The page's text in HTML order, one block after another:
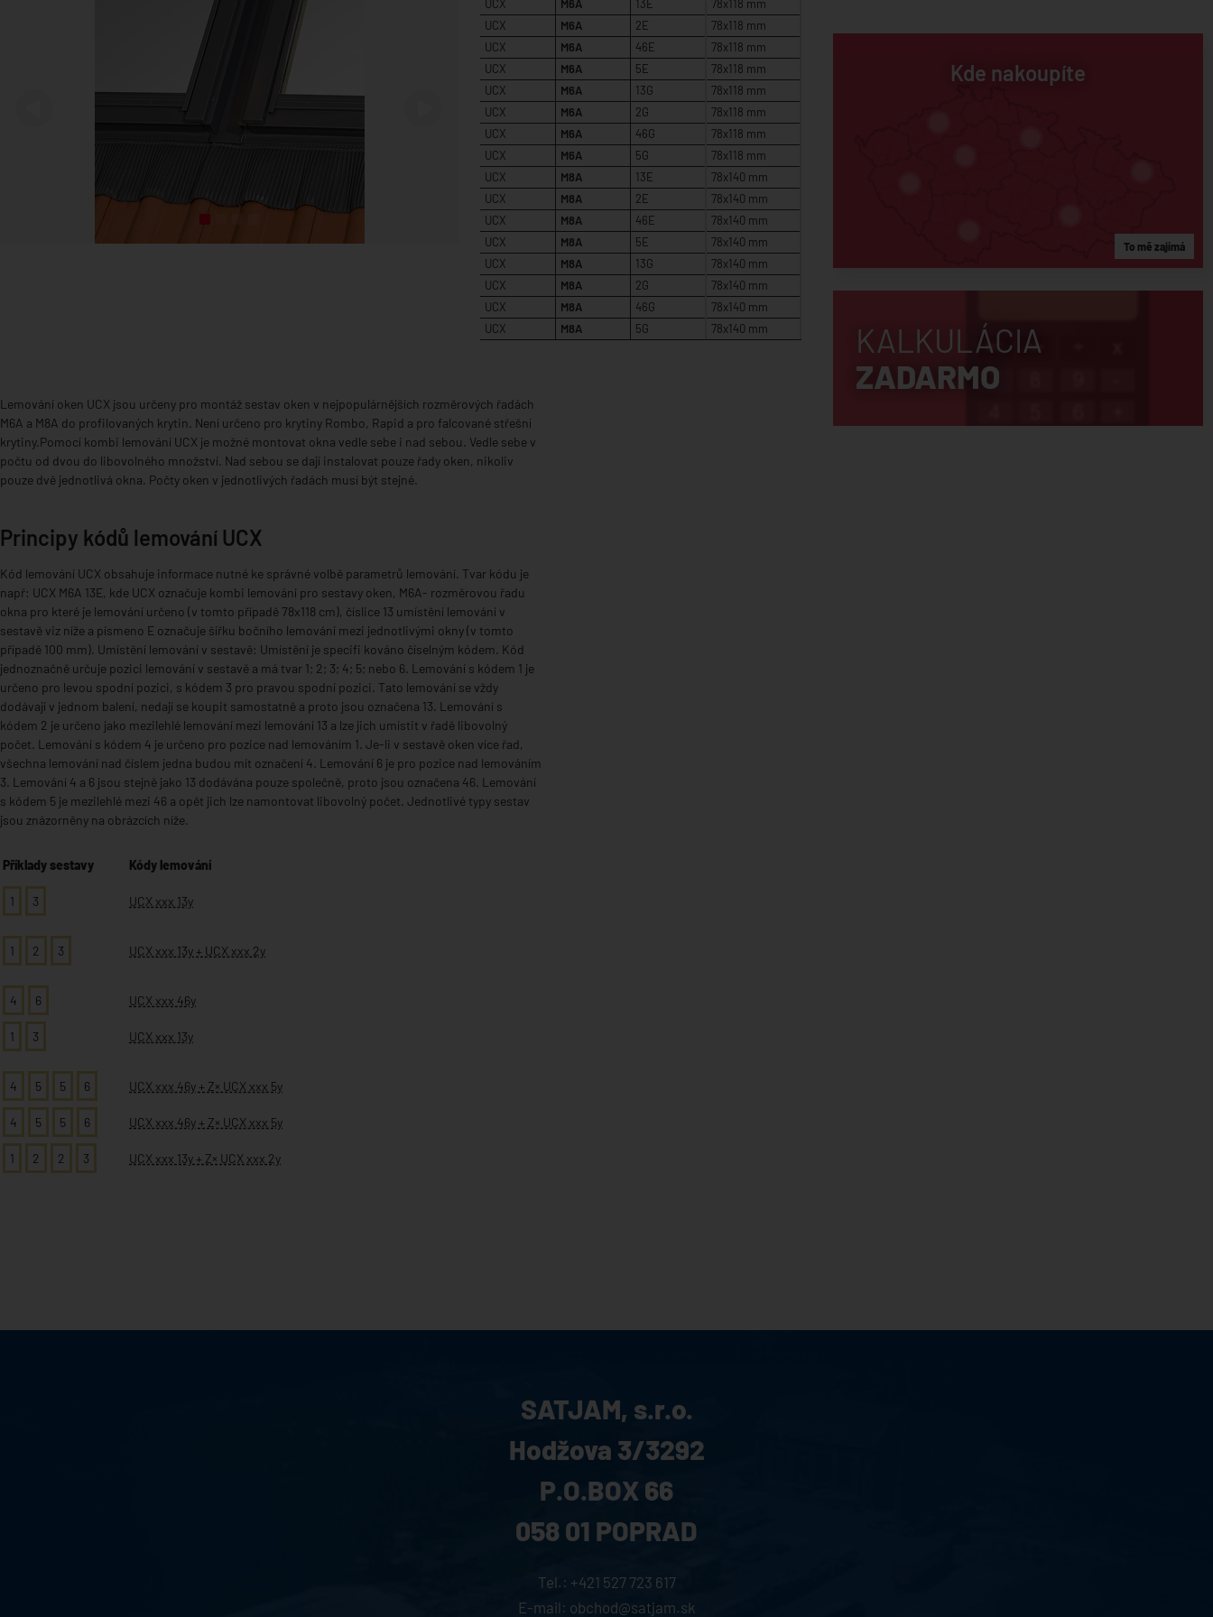
UCX M6A 13E
78x118 mm
UCX
M6A 2E
78x118 mm
UCX
M6A 46E
78x118 mm
UCX
M6A 5E
78x118 mm
UCX
M6A 13G
78x118 mm
UCX
M6A 2G
78x118 mm
UCX
M6A 46G
78x118 mm
UCX
M6A 5G
78x118 mm
UCX
M8A 13E
78x140 mm
UCX
M8A 2E
78x140 mm
UCX
M8A 46E
78x140 mm
UCX
M8A 5E
78x140 mm
UCX
M8A 13G
78x140 mm
UCX
M8A 2G
78x140 mm
UCX
M8A 46G
78x140 mm
UCX
M8A 5G 78x140 mm
Lemování oken UCX jsou určeny pro montáž sestav oken v nejpopulárnějších rozměrových řadách
M6A a M8A do profilovaných krytin. Není určeno pro krytiny Rombo, Rapid a pro falcované střešní
krytiny.Pomocí kombi lemování UCX je možné montovat okna vedle sebe i nad sebou. Vedle sebe v
počtu od dvou do libovolného množství. Nad sebou se dají instalovat pouze řady oken, nikoliv
pouze dvě jednotlivá okna. Počty oken v jednotlivých řadách musí být stejné.
Principy kódů lemování UCX
Kód lemování UCX obsahuje informace nutné ke správné volbě parametrů lemování. Tvar kódu je
např: UCX M6A 13E, kde UCX označuje kombi lemování pro sestavy oken, M6A- rozměrovou řadu
okna pro které je lemování určeno (v tomto případě 78x118 cm), číslice 13 umístění lemování v
sestavě viz níže a písmeno E označuje šířku bočního lemování mezi jednotlivými okny (v tomto
případě 100 mm). Umístění lemování v sestavě: Umístění je specifi kováno číselným kódem. Kód
jednoznačně určuje pozici lemování v sestavě a má tvar 1; 2; 3; 4; 5; nebo 6. Lemování s kódem 1 je
určeno pro levou spodní pozici, s kódem 3 pro pravou spodní pozici. Tato lemování se vždy
dodávají v jednom balení, nedají se koupit samostatně a proto jsou označena 13. Lemování s
kódem 2 je určeno jako mezilehlé lemování mezi lemování 13 a lze jich umístit v řadě libovolný
počet. Lemování s kódem 4 je určeno pro pozice nad lemováním 1. Je-li v sestavě oken více řad,
všechna lemování nad číslem jedna budou mít označení 4. Lemování 6 je pro pozice nad lemováním
3. Lemování 4 a 6 jsou stejně jako 13 dodávána pouze společně, proto jsou označena 46. Lemování
s kódem 5 je mezilehlé mezi 46 a opět jich lze namontovat libovolný počet. Jednotlivé typy sestav
jsou znázorněny na obrázcích níže.
Příklady sestavy Kódy lemování
1 3 UCX xxx 13y
1 2 3 UCX xxx 13y + UCX xxx 2y
4 6 UCX xxx 46y
1 3 UCX xxx 13y
4 5 5 6 UCX xxx 46y + Z× UCX xxx 5y
4 5 5 6 UCX xxx 46y + Z× UCX xxx 5y
1 2 2 3 UCX xxx 13y + Z× UCX xxx 2y
Kde nakoupíte
To mě zajímá
KALKULÁCIA
ZADARMO
SATJAM, s.r.o.
Hodžova 3/3292
P.O.BOX 66
058 01 POPRAD
Tel.: +421 527 723 617
E-mail: obchod@satjam.sk